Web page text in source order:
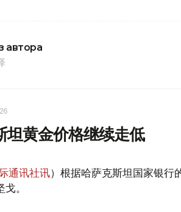
автора
坦黄金价格继续走低
通讯社讯）根据哈萨克斯坦国家银
。